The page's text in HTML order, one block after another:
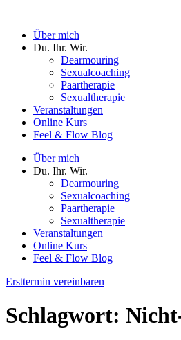
springenÜber mich
Du. Ihr. Wir.
Dearmouring
Sexualcoaching
Paartherapie
Sexualtherapie
Veranstaltungen
Online Kurs
Feel & Flow Blog
Über mich
Du. Ihr. Wir.
Dearmouring
Sexualcoaching
Paartherapie
Sexualtherapie
Veranstaltungen
Online Kurs
Feel & Flow Blog
Ersttermin vereinbaren
Schlagwort: